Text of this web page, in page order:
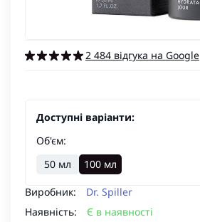
2 484 відгука на Google
Виробник:
Dr. Spiller
Наявність:
Є в наявності
Доступні варіанти:
Об'єм:
50 мл
100 мл